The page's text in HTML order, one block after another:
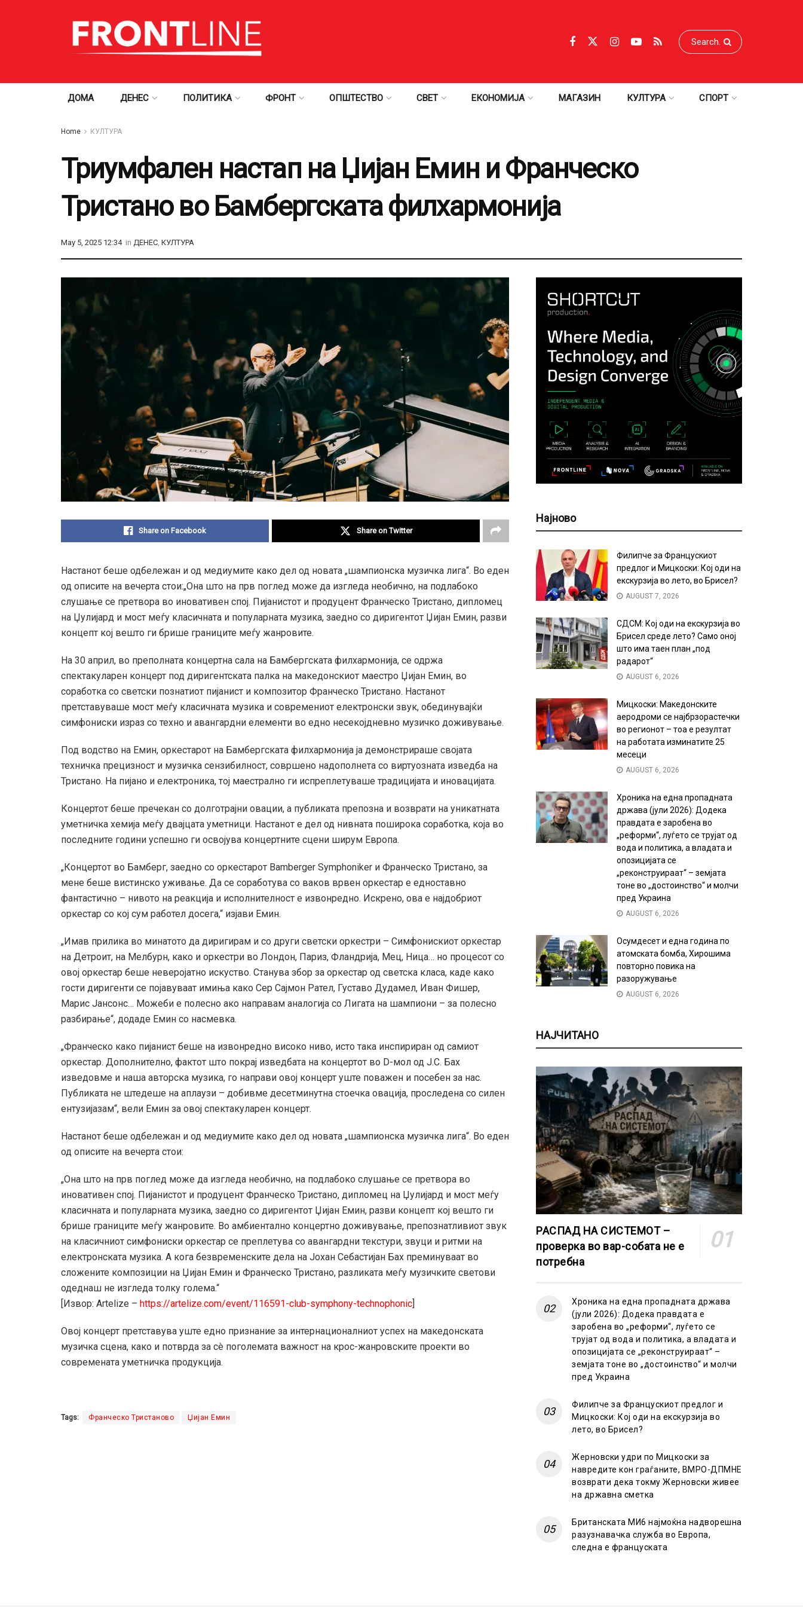
ДОМА ДЕНЕС ПОЛИТИКА ФРОНТ ОПШТЕСТВО СВЕТ ЕКОНОМИЈА МАГАЗИН КУЛТУРА СПОРТ
Home КУЛТУРА
Триумфален настап на Џијан Емин и Франческо
Тристано во Бамбергската филхармонија
May 5, 2025 12:34 in ДЕНЕС, КУЛТУРА
Share on Facebook Share on Twitter
Настанот беше одбележан и од медиумите како дел од новата „шампионска музичка лига“. Во еден
од описите на вечерта стои:„Она што на прв поглед може да изгледа необично, на подлабоко
слушање се претвора во иновативен спој. Пијанистот и продуцент Франческо Тристано, дипломец
на Џулијард и мост меѓу класичната и популарната музика, заедно со диригентот Џијан Емин, разви
концепт кој вешто ги брише границите меѓу жанровите.
На 30 април, во преполната концертна сала на Бамбергската филхармонија, се одржа
спектакуларен концерт под диригентската палка на македонскиот маестро Џијан Емин, во
соработка со светски познатиот пијанист и композитор Франческо Тристано. Настанот
претставуваше мост меѓу класичната музика и современиот електронски звук, обединувајќи
симфониски израз со техно и авангардни елементи во едно несекојдневно музичко доживување.
Под водство на Емин, оркестарот на Бамбергската филхармонија ја демонстрираше својата
техничка прецизност и музичка сензибилност, совршено надополнета со виртуозната изведба на
Тристано. На пијано и електроника, тој маестрално ги испреплетуваше традицијата и иновацијата.
Концертот беше пречекан со долготрајни овации, а публиката препозна и возврати на уникатната
уметничка хемија меѓу двајцата уметници. Настанот е дел од нивната поширока соработка, која во
последните години успешно ги освојува концертните сцени ширум Европа.
„Концертот во Бамберг, заедно со оркестарот Bamberger Symphoniker и Франческо Тристано, за
мене беше вистинско уживање. Да се соработува со ваков врвен оркестар е едноставно
фантастично – нивото на реакција и исполнителност е извонредно. Искрено, ова е најдобриот
оркестар со кој сум работел досега,“ изјави Емин.
„Имав прилика во минатото да диригирам и со други светски оркестри – Симфонискиот оркестар
на Детроит, на Мелбурн, како и оркестри во Лондон, Париз, Фландрија, Мец, Ница… но процесот со
овој оркестар беше неверојатно искуство. Станува збор за оркестар од светска класа, каде како
гости диригенти се појавуваат имиња како Сер Сајмон Рател, Густаво Дудамел, Иван Фишер,
Марис Јансонс… Можеби е полесно ако направам аналогија со Лигата на шампиони – за полесно
разбирање“, додаде Емин со насмевка.
„Франческо како пијанист беше на извонредно високо ниво, исто така инспириран од самиот
оркестар. Дополнително, фактот што покрај изведбата на концертот во D-мол од Ј.С. Бах
изведовме и наша авторска музика, го направи овој концерт уште поважен и посебен за нас.
Публиката не штедеше на аплаузи – добивме десетминутна стоечка овација, проследена со силен
ентузијазам“, вели Емин за овој спектакуларен концерт.
Настанот беше одбележан и од медиумите како дел од новата „шампионска музичка лига“. Во еден
од описите на вечерта стои:
„Она што на прв поглед може да изгледа необично, на подлабоко слушање се претвора во
иновативен спој. Пијанистот и продуцент Франческо Тристано, дипломец на Џулијард и мост меѓу
класичната и популарната музика, заедно со диригентот Џијан Емин, разви концепт кој вешто ги
брише границите меѓу жанровите. Во амбиентално концертно доживување, препознатливиот звук
на класичниот симфониски оркестар се преплетува со авангардни текстури, звуци и ритми на
електронската музика. А кога безвременските дела на Јохан Себастијан Бах преминуваат во
сложените композиции на Џијан Емин и Франческо Тристано, разликата меѓу музичките светови
одеднаш не изгледа толку голема.“
[Извор: Artelize – https://artelize.com/event/116591-club-symphony-technophonic
Овој концерт претставува уште едно признание за интернационалниот успех на македонската
музичка сцена, како и потврда за сè поголемата важност на крос-жанровските проекти во
современата уметничка продукција.
Tags: Франческо Тристаново Џијан Емин
Најново
Филипче за Францускиот
предлог и Мицкоски: Кој оди на
екскурзија во лето, во Брисел?
AUGUST 7, 2026
СДСМ: Кој оди на екскурзија во
Брисел среде лето? Само оној
што има таен план „под
радарот“
AUGUST 6, 2026
Мицкоски: Македонските
аеродроми се најбрзорастечки
во регионот – тоа е резултат
на работата изминатите 25
месеци
AUGUST 6, 2026
Хроника на една пропадната
држава (јули 2026): Додека
правдата е заробена во
„реформи“, луѓето се трујат од
вода и политика, а владата и
опозицијата се
„реконструираат“ – земјата
тоне во „достоинство“ и молчи
пред Украина
AUGUST 6, 2026
Осумдесет и една година по
атомската бомба, Хирошима
повторно повика на
разоружување
AUGUST 6, 2026
НАЈЧИТАНО
РАСПАД НА СИСТЕМОТ –
проверка во вар-собата не е
потребна
Хроника на една пропадната држава
(јули 2026): Додека правдата е
заробена во „реформи“, луѓето се
трујат од вода и политика, а владата и
опозицијата се „реконструираат“ –
земјата тоне во „достоинство“ и молчи
пред Украина
Филипче за Францускиот предлог и
Мицкоски: Кој оди на екскурзија во
лето, во Брисел?
Жерновски удри по Мицкоски за
навредите кон граѓаните, ВМРО-ДПМНЕ
возврати дека токму Жерновски живее
на државна сметка
Британската МИ6 најмоќна надворешна
разузнавачка служба во Европа,
следна е француската